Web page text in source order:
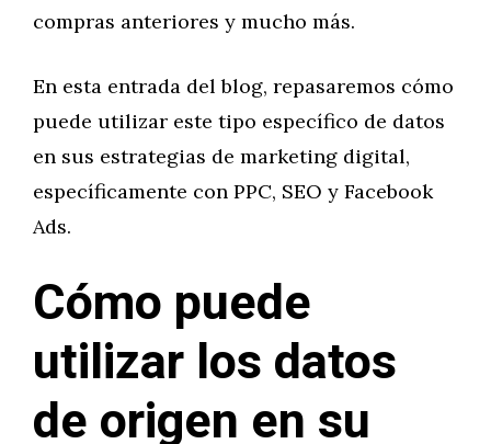
compras anteriores y mucho más.
En esta entrada del blog, repasaremos cómo
puede utilizar este tipo específico de datos
en sus estrategias de marketing digital,
específicamente con PPC, SEO y Facebook
Ads.
Cómo puede
utilizar los datos
de origen en su